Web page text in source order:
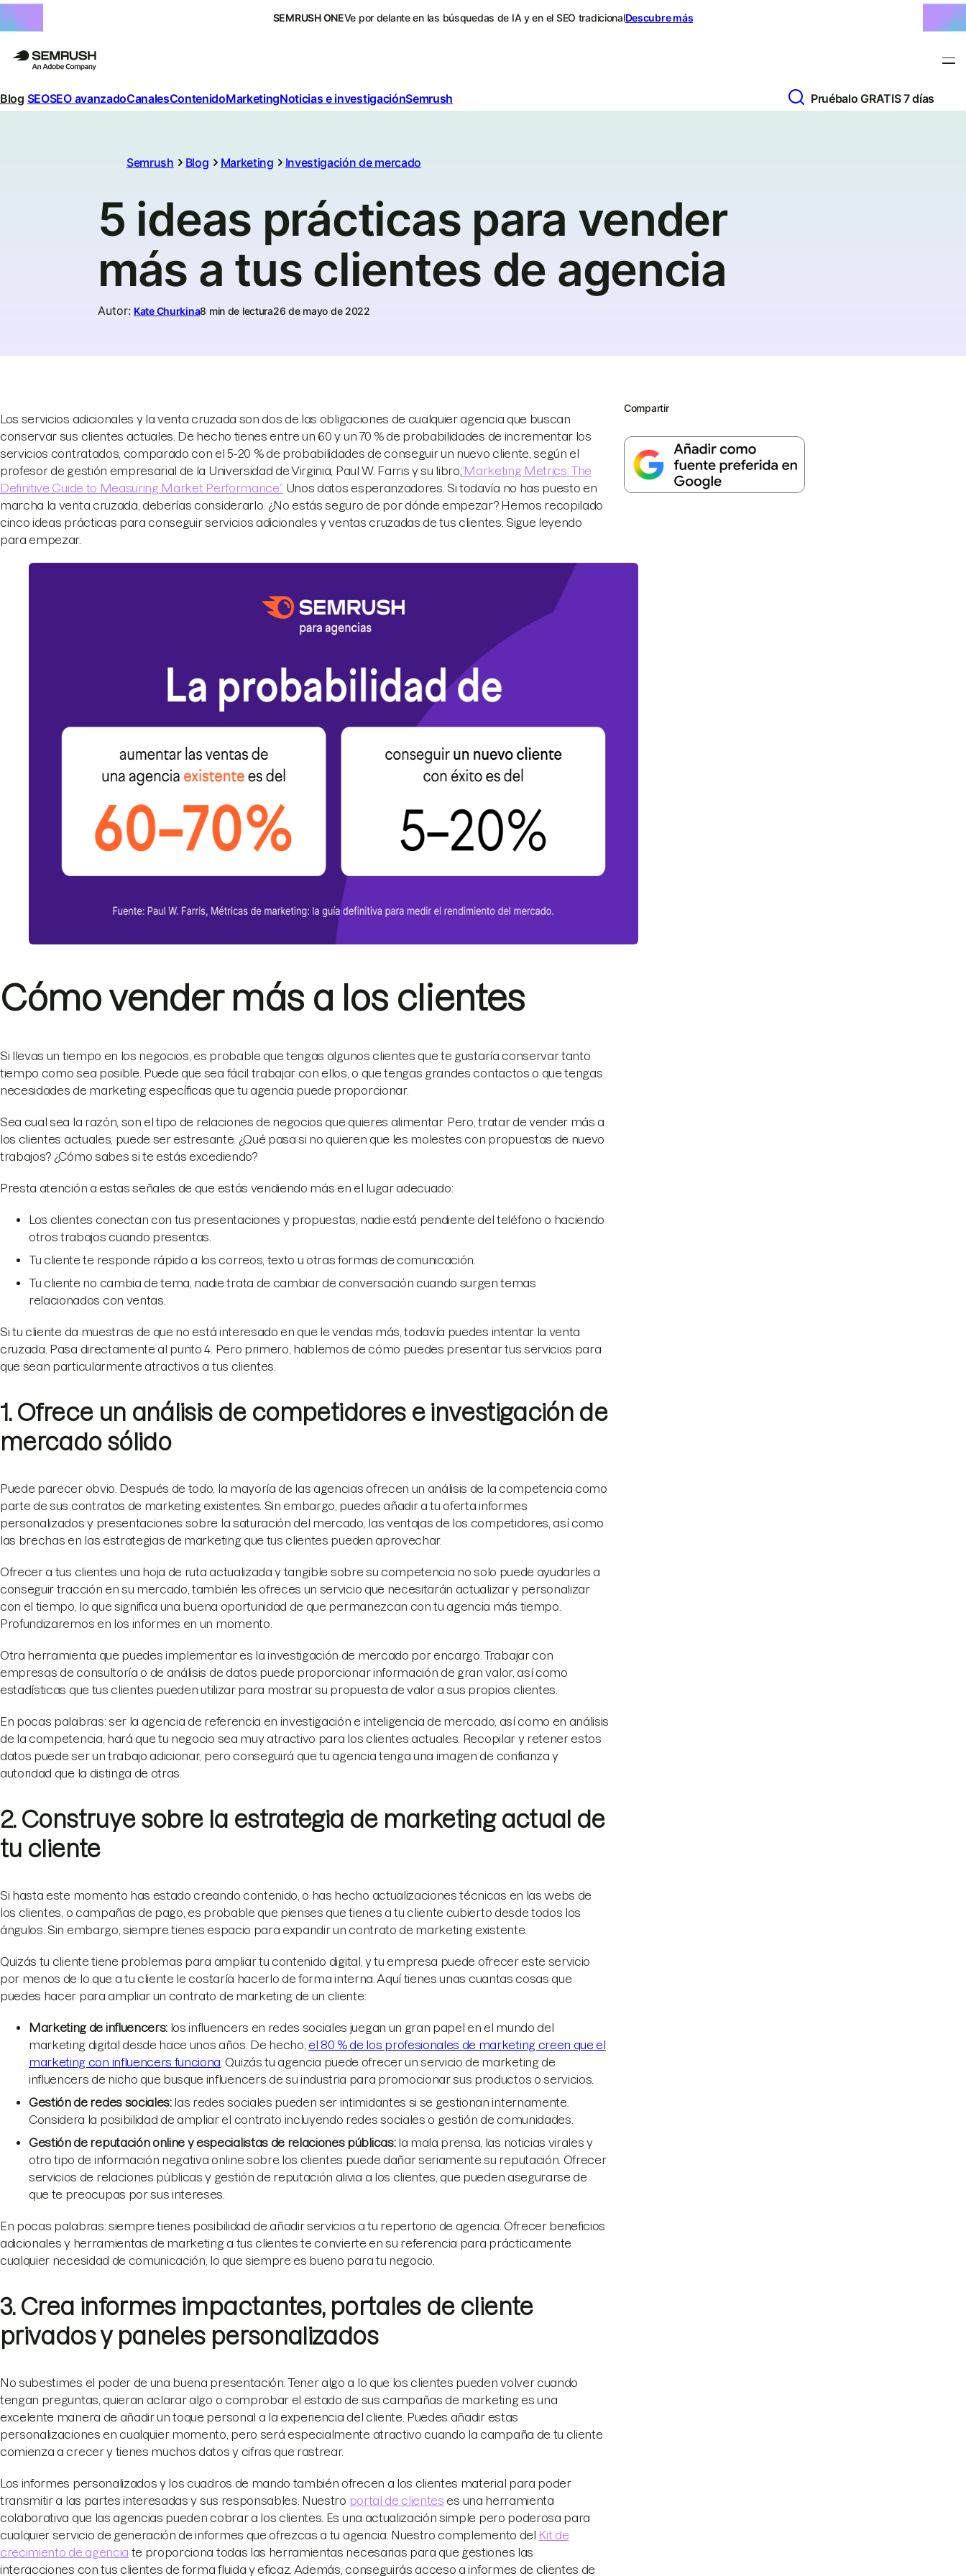
SEMRUSH ONEVe por delante en las búsquedas de IA y en el SEO tradicionalDescubre más
Blog SEOSEO avanzadoCanalesContenidoMarketingNoticias e investigaciónSemrush Pruébalo GRATIS 7 días
Semrush Blog Marketing Investigación de mercado
5 ideas prácticas para vender
más a tus clientes de agencia
Autor: Kate Churkina8 min de lectura26 de mayo de 2022
Los servicios adicionales y la venta cruzada son dos de las obligaciones de cualquier agencia que buscan
conservar sus clientes actuales. De hecho tienes entre un 60 y un 70 % de probabilidades de incrementar los
servicios contratados, comparado con el 5-20 % de probabilidades de conseguir un nuevo cliente, según el
profesor de gestión empresarial de la Universidad de Virginia, Paul W. Farris y su libro,“Marketing Metrics: The
Definitive Guide to Measuring Market Performance.” Unos datos esperanzadores. Si todavía no has puesto en
marcha la venta cruzada, deberías considerarlo. ¿No estás seguro de por dónde empezar? Hemos recopilado
cinco ideas prácticas para conseguir servicios adicionales y ventas cruzadas de tus clientes. Sigue leyendo
para empezar.
Cómo vender más a los clientes
Si llevas un tiempo en los negocios, es probable que tengas algunos clientes que te gustaría conservar tanto
tiempo como sea posible. Puede que sea fácil trabajar con ellos, o que tengas grandes contactos o que tengas
necesidades de marketing específicas que tu agencia puede proporcionar.
Sea cual sea la razón, son el tipo de relaciones de negocios que quieres alimentar. Pero, tratar de vender más a
los clientes actuales, puede ser estresante. ¿Qué pasa si no quieren que les molestes con propuestas de nuevo
trabajos? ¿Cómo sabes si te estás excediendo?
Presta atención a estas señales de que estás vendiendo más en el lugar adecuado:
Los clientes conectan con tus presentaciones y propuestas, nadie está pendiente del teléfono o haciendo
otros trabajos cuando presentas.
Tu cliente te responde rápido a los correos, texto u otras formas de comunicación.
Tu cliente no cambia de tema, nadie trata de cambiar de conversación cuando surgen temas
relacionados con ventas.
Si tu cliente da muestras de que no está interesado en que le vendas más, todavía puedes intentar la venta
cruzada. Pasa directamente al punto 4. Pero primero, hablemos de cómo puedes presentar tus servicios para
que sean particularmente atractivos a tus clientes.
1. Ofrece un análisis de competidores e investigación de
mercado sólido
Puede parecer obvio. Después de todo, la mayoría de las agencias ofrecen un análisis de la competencia como
parte de sus contratos de marketing existentes. Sin embargo, puedes añadir a tu oferta informes
personalizados y presentaciones sobre la saturación del mercado, las ventajas de los competidores, así como
las brechas en las estrategias de marketing que tus clientes pueden aprovechar.
Ofrecer a tus clientes una hoja de ruta actualizada y tangible sobre su competencia no solo puede ayudarles a
conseguir tracción en su mercado, también les ofreces un servicio que necesitarán actualizar y personalizar
con el tiempo, lo que significa una buena oportunidad de que permanezcan con tu agencia más tiempo.
Profundizaremos en los informes en un momento.
Otra herramienta que puedes implementar es la investigación de mercado por encargo. Trabajar con
empresas de consultoría o de análisis de datos puede proporcionar información de gran valor, así como
estadísticas que tus clientes pueden utilizar para mostrar su propuesta de valor a sus propios clientes.
En pocas palabras: ser la agencia de referencia en investigación e inteligencia de mercado, así como en análisis
de la competencia, hará que tu negocio sea muy atractivo para los clientes actuales. Recopilar y retener estos
datos puede ser un trabajo adicionar, pero conseguirá que tu agencia tenga una imagen de confianza y
autoridad que la distinga de otras.
2. Construye sobre la estrategia de marketing actual de
tu cliente
Si hasta este momento has estado creando contenido, o has hecho actualizaciones técnicas en las webs de
los clientes, o campañas de pago, es probable que pienses que tienes a tu cliente cubierto desde todos los
ángulos. Sin embargo, siempre tienes espacio para expandir un contrato de marketing existente.
Quizás tu cliente tiene problemas para ampliar tu contenido digital, y tu empresa puede ofrecer este servicio
por menos de lo que a tu cliente le costaría hacerlo de forma interna. Aquí tienes unas cuantas cosas que
puedes hacer para ampliar un contrato de marketing de un cliente:
Marketing de influencers: los influencers en redes sociales juegan un gran papel en el mundo del
marketing digital desde hace unos años. De hecho, el 80 % de los profesionales de marketing creen que el
marketing con influencers funciona . Quizás tu agencia puede ofrecer un servicio de marketing de
influencers de nicho que busque influencers de su industria para promocionar sus productos o servicios.
Gestión de redes sociales: las redes sociales pueden ser intimidantes si se gestionan internamente.
Considera la posibilidad de ampliar el contrato incluyendo redes sociales o gestión de comunidades.
Gestión de reputación online y especialistas de relaciones públicas:la mala prensa, las noticias virales y
otro tipo de información negativa online sobre los clientes puede dañar seriamente su reputación. Ofrecer
servicios de relaciones públicas y gestión de reputación alivia a los clientes, que pueden asegurarse de
que te preocupas por sus intereses.
En pocas palabras: siempre tienes posibilidad de añadir servicios a tu repertorio de agencia. Ofrecer beneficios
adicionales y herramientas de marketing a tus clientes te convierte en su referencia para prácticamente
cualquier necesidad de comunicación, lo que siempre es bueno para tu negocio.
3. Crea informes impactantes, portales de cliente
privados y paneles personalizados
No subestimes el poder de una buena presentación. Tener algo a lo que los clientes pueden volver cuando
tengan preguntas, quieran aclarar algo o comprobar el estado de sus campañas de marketing es una
excelente manera de añadir un toque personal a la experiencia del cliente. Puedes añadir estas
personalizaciones en cualquier momento, pero será especialmente atractivo cuando la campaña de tu cliente
comienza a crecer y tienes muchos datos y cifras que rastrear.
Los informes personalizados y los cuadros de mando también ofrecen a los clientes material para poder
transmitir a las partes interesadas y sus responsables. Nuestro portal de clientes es una herramienta
colaborativa que las agencias pueden cobrar a los clientes. Es una actualización simple pero poderosa para
cualquier servicio de generación de informes que ofrezcas a tu agencia. Nuestro complemento del Kit de
crecimiento de agencia te proporciona todas las herramientas necesarias para que gestiones las
interacciones con tus clientes de forma fluida y eficaz. Además, conseguirás acceso a informes de clientes de
Compartir